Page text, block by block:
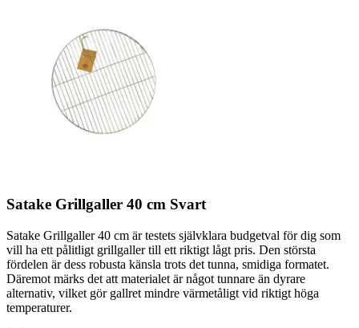
Satake Grillgaller 40 cm Svart
Satake Grillgaller 40 cm är testets självklara budgetval för dig som
vill ha ett pålitligt grillgaller till ett riktigt lågt pris. Den största
fördelen är dess robusta känsla trots det tunna, smidiga formatet.
Däremot märks det att materialet är något tunnare än dyrare
alternativ, vilket gör gallret mindre värmetåligt vid riktigt höga
temperaturer.